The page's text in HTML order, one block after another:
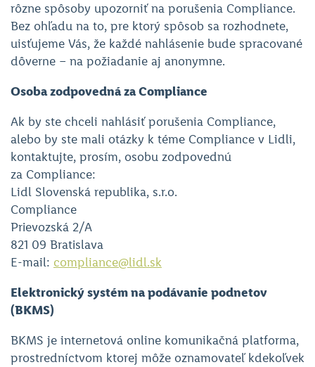
rôzne spôsoby upozorniť na porušenia Compliance.
Bez ohľadu na to, pre ktorý spôsob sa rozhodnete,
uisťujeme Vás, že každé nahlásenie bude spracované
dôverne – na požiadanie aj anonymne.
Osoba zodpovedná za Compliance
Ak by ste chceli nahlásiť porušenia Compliance,
alebo by ste mali otázky k téme Compliance v Lidli,
kontaktujte, prosím, osobu zodpovednú
za Compliance:
Lidl Slovenská republika, s.r.o.
Compliance
Prievozská 2/A
821 09 Bratislava
E-mail: compliance@lidl.sk
Elektronický systém na podávanie podnetov
(BKMS)
BKMS je internetová online komunikačná platforma,
prostredníctvom ktorej môže oznamovateľ kdekoľvek